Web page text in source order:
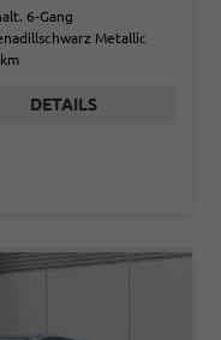
6-Gang
Metallic
DETAILS